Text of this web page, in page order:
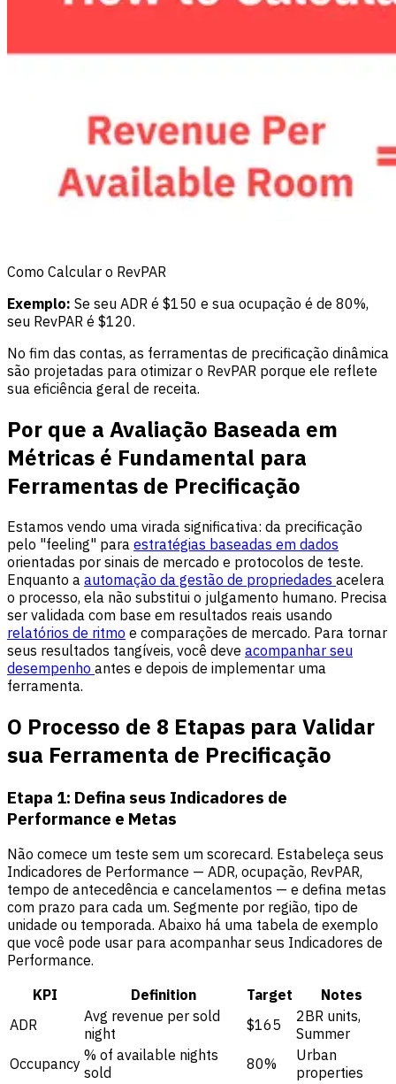
Como Calcular o RevPAR
Exemplo: Se seu ADR é $150 e sua ocupação é de 80%,
seu RevPAR é $120.
No fim das contas, as ferramentas de precificação dinâmica
são projetadas para otimizar o RevPAR porque ele reflete
sua eficiência geral de receita.
Por que a Avaliação Baseada em
Métricas é Fundamental para
Ferramentas de Precificação
Estamos vendo uma virada significativa: da precificação
pelo "feeling" para estratégias baseadas em dados
orientadas por sinais de mercado e protocolos de teste.
Enquanto a automação da gestão de propriedades acelera
o processo, ela não substitui o julgamento humano. Precisa
ser validada com base em resultados reais usando
relatórios de ritmo e comparações de mercado. Para tornar
seus resultados tangíveis, você deve acompanhar seu
desempenho antes e depois de implementar uma
ferramenta.
O Processo de 8 Etapas para Validar
sua Ferramenta de Precificação
Etapa 1: Defina seus Indicadores de
Performance e Metas
Não comece um teste sem um scorecard. Estabeleça seus
Indicadores de Performance — ADR, ocupação, RevPAR,
tempo de antecedência e cancelamentos — e defina metas
com prazo para cada um. Segmente por região, tipo de
unidade ou temporada. Abaixo há uma tabela de exemplo
que você pode usar para acompanhar seus Indicadores de
Performance.
KPI
Definition Target
Notes
ADR
Avg revenue per sold
night
$165
2BR units,
Summer
Occupancy % of available nights
sold
80%
Urban
properties